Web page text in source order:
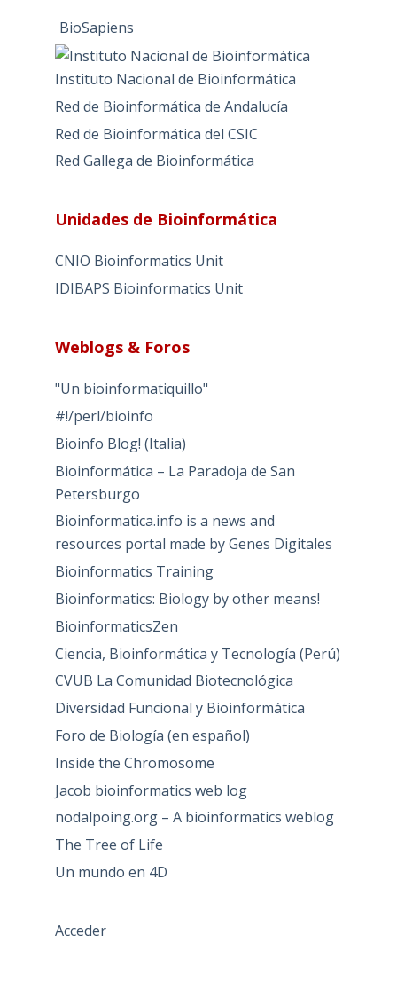
BioSapiens
Instituto Nacional de Bioinformática
Red de Bioinformática de Andalucía
Red de Bioinformática del CSIC
Red Gallega de Bioinformática
Unidades de Bioinformática
CNIO Bioinformatics Unit
IDIBAPS Bioinformatics Unit
Weblogs & Foros
"Un bioinformatiquillo"
#!/perl/bioinfo
Bioinfo Blog! (Italia)
Bioinformática – La Paradoja de San
Petersburgo
Bioinformatica.info is a news and
resources portal made by Genes Digitales
Bioinformatics Training
Bioinformatics: Biology by other means!
BioinformaticsZen
Ciencia, Bioinformática y Tecnología (Perú)
CVUB La Comunidad Biotecnológica
Diversidad Funcional y Bioinformática
Foro de Biología (en español)
Inside the Chromosome
Jacob bioinformatics web log
nodalpoing.org – A bioinformatics weblog
The Tree of Life
Un mundo en 4D
Acceder